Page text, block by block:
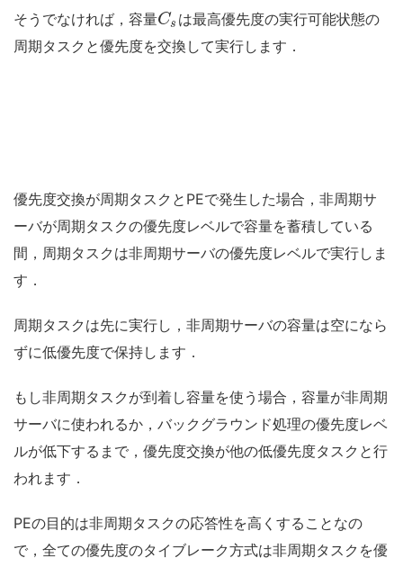
そうでなければ，容量Cs は最高優先度の実行可能状態の
周期タスクと優先度を交換して実行します．
優先度交換が周期タスクとPEで発生した場合，非周期サ
ーバが周期タスクの優先度レベルで容量を蓄積している
間，周期タスクは非周期サーバの優先度レベルで実行しま
す．
周期タスクは先に実行し，非周期サーバの容量は空になら
ずに低優先度で保持します．
もし非周期タスクが到着し容量を使う場合，容量が非周期
サーバに使われるか，バックグラウンド処理の優先度レベ
ルが低下するまで，優先度交換が他の低優先度タスクと行
われます．
PEの目的は非周期タスクの応答性を高くすることなの
で，全ての優先度のタイブレーク方式は非周期タスクを優